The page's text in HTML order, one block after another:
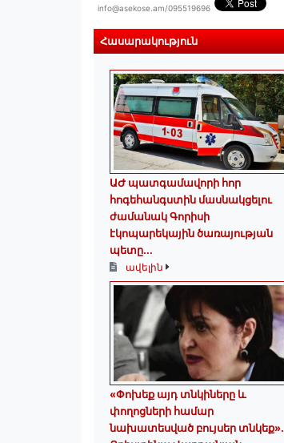
info@asekose.am/095519696
Հասարակություն
ԱԺ պատգամավորի հոր
հոգեհանգստին մասնակցելու
ժամանակ Գորիսի
էկոպարեկային ծառայության
պետը...
ավելին
«Փոխեք այդ տնկիները և
փողոցների համար
նախատեսված բույսեր տնկեք».